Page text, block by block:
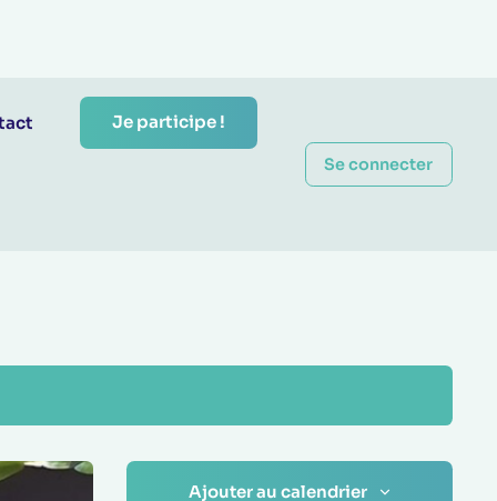
Je participe !
Se connecter
Ajouter au calendrier